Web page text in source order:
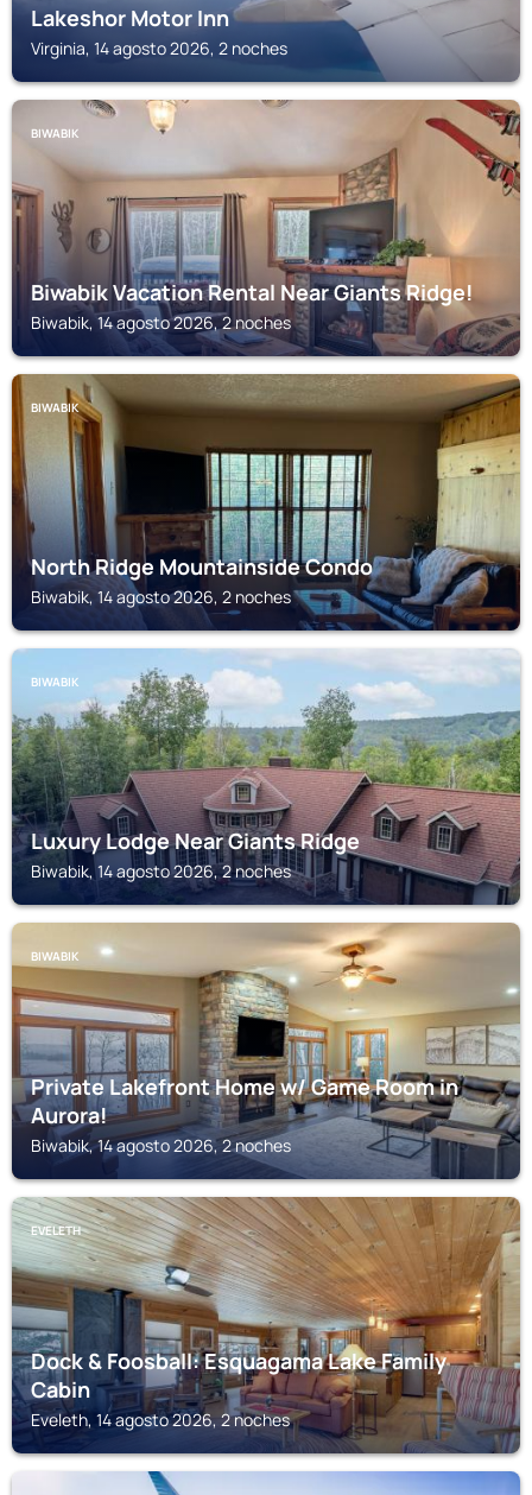
Lakeshor Motor Inn
Virginia, 14 agosto 2026, 2 noches
BIWABIK
Biwabik Vacation Rental Near Giants Ridge!
Biwabik, 14 agosto 2026, 2 noches
BIWABIK
North Ridge Mountainside Condo
Biwabik, 14 agosto 2026, 2 noches
BIWABIK
Luxury Lodge Near Giants Ridge
Biwabik, 14 agosto 2026, 2 noches
BIWABIK
Private Lakefront Home w/ Game Room in
Aurora!
Biwabik, 14 agosto 2026, 2 noches
EVELETH
Dock & Foosball: Esquagama Lake Family
Cabin
Eveleth, 14 agosto 2026, 2 noches